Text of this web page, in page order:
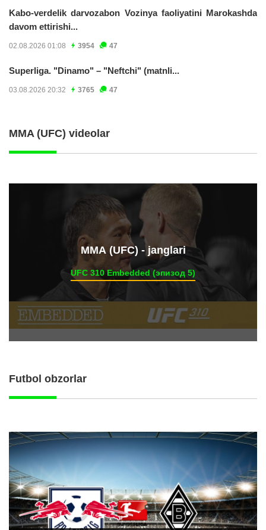
Kabo-verdelik darvozabon Vozinya faoliyatini Marokashda
davom ettirishi...
02.08.2026 01:08 3954 47
Superliga. "Dinamo" – "Neftchi" (matnli...
03.08.2026 20:32 3765 47
MMA (UFC) videolar
ММА (UFC) - janglari
UFC 310 Embedded (эпизод 5)
Futbol obzorlar